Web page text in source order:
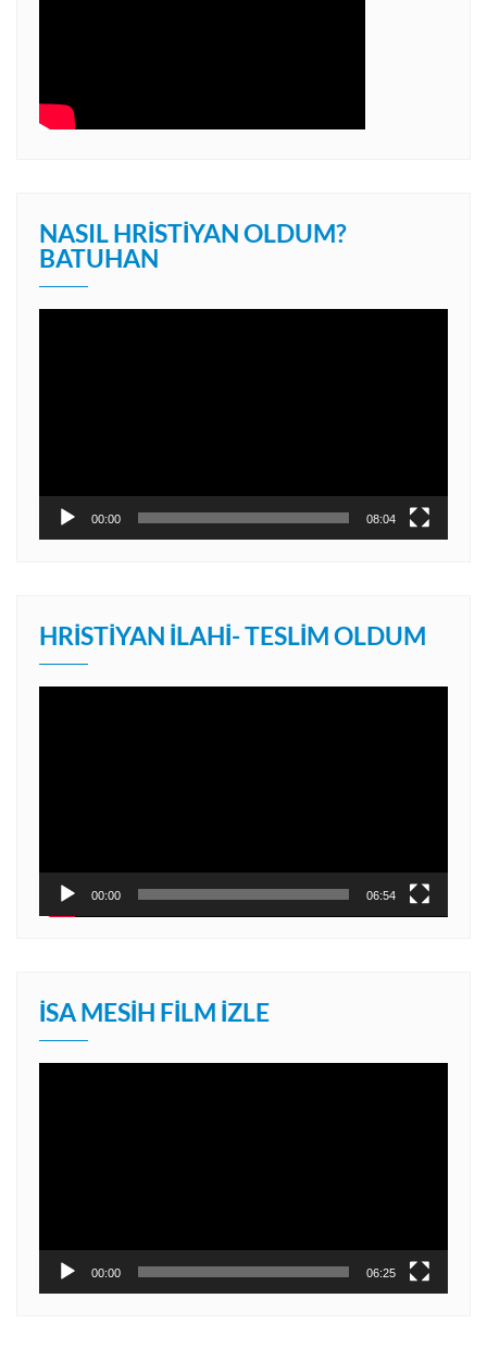
NASIL HRISTIYAN OLDUM?
BATUHAN
00:00 08:04
HRISTIYAN İLAHI- TESLIM OLDUM
00:00 06:54
İSA MESIH FILM İZLE
00:00 06:25